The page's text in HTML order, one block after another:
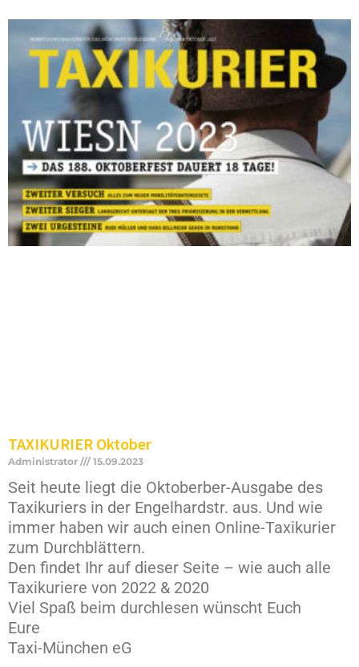
TAXIKURIER Oktober
Administrator 15.09.2023
Seit heute liegt die Oktoberber-Ausgabe des
Taxikuriers in der Engelhardstr. aus. Und wie
immer haben wir auch einen Online-Taxikurier
zum Durchblättern.
Den findet Ihr auf dieser Seite – wie auch alle
Taxikuriere von 2022 & 2020
Viel Spaß beim durchlesen wünscht Euch
Eure
Taxi-München eG